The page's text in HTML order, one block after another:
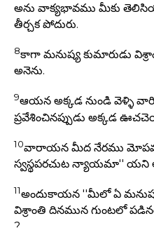
అను వాక్యభావము మీకు
తీర్చక పోదురు.
8కాగా మనుష్య కుమారుడు
అనెను.
9ఆయన అక్కడ నుండి వెళ్ళి
ప్రవేశించినప్పుడు అక్కడ
10వారాయన మీద నేరము
స్వస్థపరచుట న్యాయమా'' యని
11అందుకాయన ''మీలో ఏ
విశ్రాంతి దినమున గుంటలో